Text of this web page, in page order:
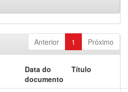
Anterior 1 Próximo
Data do
documento
Título